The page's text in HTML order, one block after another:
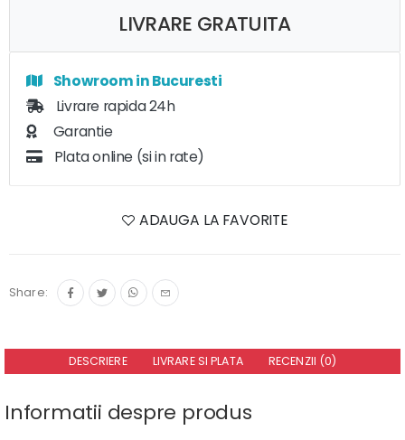
LIVRARE GRATUITA
Showroom in Bucuresti
Livrare rapida 24h
Garantie
Plata online (si in rate)
ADAUGA LA FAVORITE
Share:
DESCRIERE LIVRARE SI PLATA RECENZII (0)
Informatii despre produs